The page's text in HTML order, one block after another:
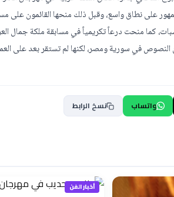
كما منحت درعاً تكريمياً في مسابقة ملكة جمال العرب لعام
النصوص في سورية ومصر، لكنها لم تستقر بعد على
واتساب نسخ الرابط
أخبار الفن